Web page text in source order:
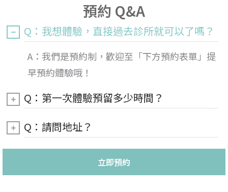
預約 Q&A
Q：我想體驗，直接過去診所就可以了嗎？
A：我們是預約制，歡迎至「下方預約表單」提
早預約體驗哦！
Q：第一次體驗預留多少時間？
Q：請問地址？
立即預約